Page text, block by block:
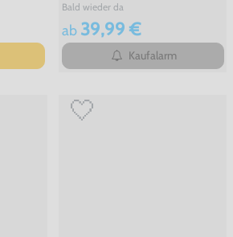
Bald wieder da
ab 39,99 €
Kaufalarm